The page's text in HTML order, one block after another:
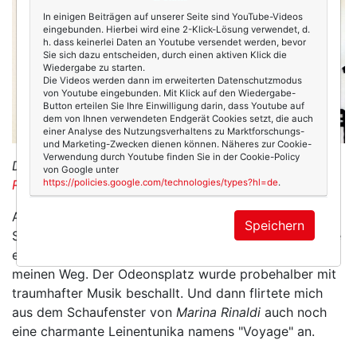
Der Kragen. Der Kragen! (Leinentunika von
Marina
Rinaldi)
Aber dann lief plötzlich alles aus dem Ruder! Die
Sonne strahlte wie Hölle vom tiefblauen Himmel. Keine
einzige Arztgattin mit Louis-Vuitton-Tasche kreuzte
meinen Weg. Der Odeonsplatz wurde probehalber mit
traumhafter Musik beschallt. Und dann flirtete mich
aus dem Schaufenster von Marina Rinaldi auch noch
eine charmante Leinentunika namens "Voyage" an.
In einigen Beiträgen auf unserer Seite sind YouTube-Videos
eingebunden. Hierbei wird eine 2-Klick-Lösung verwendet, d.
h. dass keinerlei Daten an Youtube versendet werden, bevor
Sie sich dazu entscheiden, durch einen aktiven Klick die
Wiedergabe zu starten.
Die Videos werden dann im erweiterten Datenschutzmodus
von Youtube eingebunden. Mit Klick auf den Wiedergabe-
Button erteilen Sie Ihre Einwilligung darin, dass Youtube auf
dem von Ihnen verwendeten Endgerät Cookies setzt, die auch
einer Analyse des Nutzungsverhaltens zu Marktforschungs-
und Marketing-Zwecken dienen können. Näheres zur Cookie-
Verwendung durch Youtube finden Sie in der Cookie-Policy
von Google unter
https://policies.google.com/technologies/types?hl=de.
Speichern